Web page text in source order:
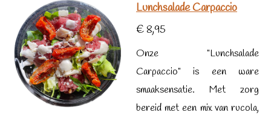
Lunchsalade Carpaccio
€ 8,95
Onze "Lunchsalade
Carpaccio" is een ware
smaaksensatie. Met zorg
bereid met een mix van rucola,